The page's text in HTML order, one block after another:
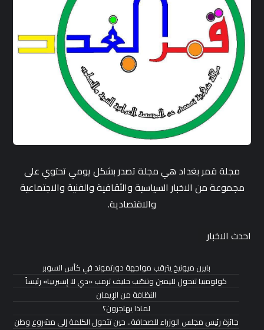
مجلة قمر بغداد هي مجلة تصدر بشكل يومي تحتوي على
مجموعة من الاخبار السياسية والثقافية والفنية والاجتماعية
والاقتصادية.
احدث الاخبار
بايرن ميونيخ يترقب مواجهة دورتموند في كأس السوبر
كولومبيا تتحول لليمين وتنصّب حليف ترمب «دي لا إسبرييا» رئيساً
النظافة من الإيمان
لماذا يهاجرون؟
جائزة رئيس مجلس الوزراء للصحافة.. حين تتحول الكلمة إلى مشروع وطن